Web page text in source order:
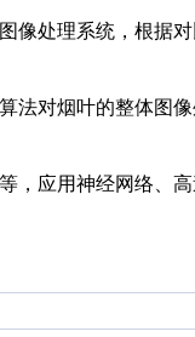
像处理系统，根据
法对烟叶的整体图
，应用神经网络、